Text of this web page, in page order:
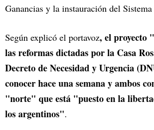
Ganancias y la instauración del
Según explicó el portavoz, el proyecto
las reformas dictadas por la Casa
Decreto de Necesidad y Urgencia
conocer hace una semana y ambos
"norte" que está "puesto en la
los argentinos".